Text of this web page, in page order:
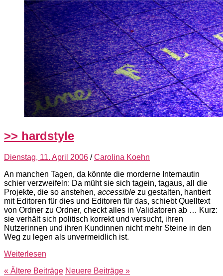
>> hardstyle
Dienstag, 11. April 2006 /Carolina Koehn
An manchen Tagen, da könnte die morderne Internautin
schier verzweifeln: Da müht sie sich tagein, tagaus, all die
Projekte, die so anstehen, accessible zu gestalten, hantiert
mit Editoren für dies und Editoren für das, schiebt Quelltext
von Ordner zu Ordner, checkt alles in Validatoren ab … Kurz:
sie verhält sich politisch korrekt und versucht, ihren
Nutzerinnen und ihren Kundinnen nicht mehr Steine in den
Weg zu legen als unvermeidlich ist.
Weiterlesen
« Ältere Beiträge Neuere Beiträge »